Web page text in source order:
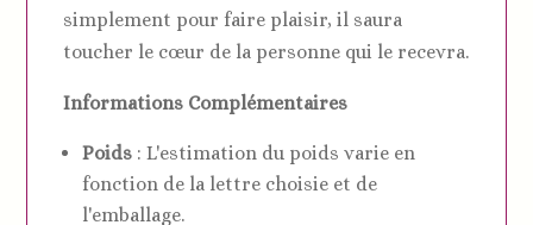
simplement pour faire plaisir, il saura
toucher le cœur de la personne qui le recevra.
Informations Complémentaires
Poids : L'estimation du poids varie en
fonction de la lettre choisie et de
l'emballage.